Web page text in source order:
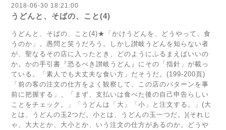
2018-06-30 18:21:00
うどんと、そばの、こと(4)
うどんと、そばの、こと(4)★「かけうどんを、どうやって、食
うのか」。愚問と笑うだろう。しかし讃岐うどんを知らない者
が、聖なるその店に入ったとき、どのようにふるまえばいいの
か。かの手引書『恐るべき讃岐うどん』にその「指針」が載っ
ている。「素人でも大丈夫な食い方」だそうだ。(199‐200頁)
「前の客の注文の仕方をよく観察して、この店のパターンを事
前に把握する」、「まず、支払いは食べた後の自己申告らしい
ことをチェック。」「うどんは「大」「小」と注文する。」(大
とは、うどんの玉2つだ。小とは、うどんの玉一つだ。)(それじ
ゃ、大大とか、大小とか、いう注文の仕方があるのか。どうや